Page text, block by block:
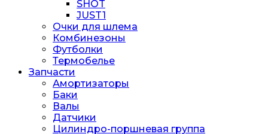
SHOT
JUST1
Очки для шлема
Комбинезоны
Футболки
Термобелье
Запчасти
Амортизаторы
Баки
Валы
Датчики
Цилиндро-поршневая группа